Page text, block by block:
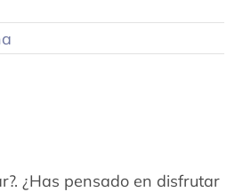
¿Has pensado en disfrutar